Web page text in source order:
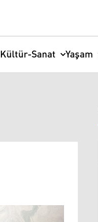
Kültür-Sanat Yaşam